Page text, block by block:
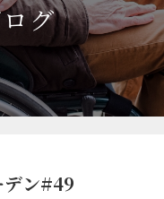
グ
デン#49